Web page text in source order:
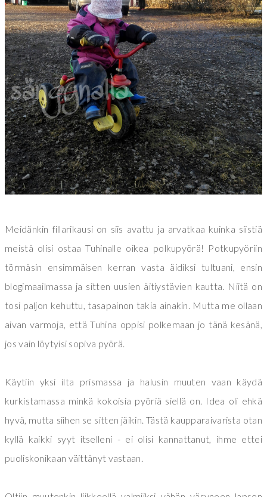
Meidänkin fillarikausi on siis avattu ja arvatkaa kuinka siistiä
meistä olisi ostaa Tuhinalle oikea polkupyörä! Potkupyöriin
törmäsin ensimmäisen kerran vasta äidiksi tultuani, ensin
blogimaailmassa ja sitten uusien äitiystävien kautta. Niitä on
tosi paljon kehuttu, tasapainon takia ainakin. Mutta me ollaan
aivan varmoja, että Tuhina oppisi polkemaan jo tänä kesänä,
jos vain löytyisi sopiva pyörä.
Käytiin yksi ilta prismassa ja halusin muuten vaan käydä
kurkistamassa minkä kokoisia pyöriä siellä on. Idea oli ehkä
hyvä, mutta siihen se sitten jäikin. Tästä kaupparaivarista otan
kyllä kaikki syyt itselleni - ei olisi kannattanut, ihme ettei
puoliskonikaan väittänyt vastaan.